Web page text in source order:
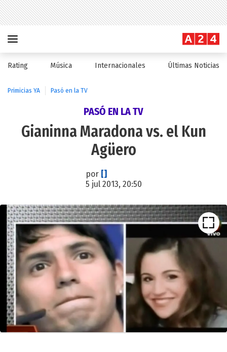
Rating Música Internacionales Últimas Noticias
Primicias YA Pasó en la TV
PASÓ EN LA TV
Gianinna Maradona vs. el Kun
Agüero
por []
5 jul 2013, 20:50